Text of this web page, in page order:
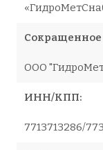
ООО
ИНН/КПП:
7713713286/